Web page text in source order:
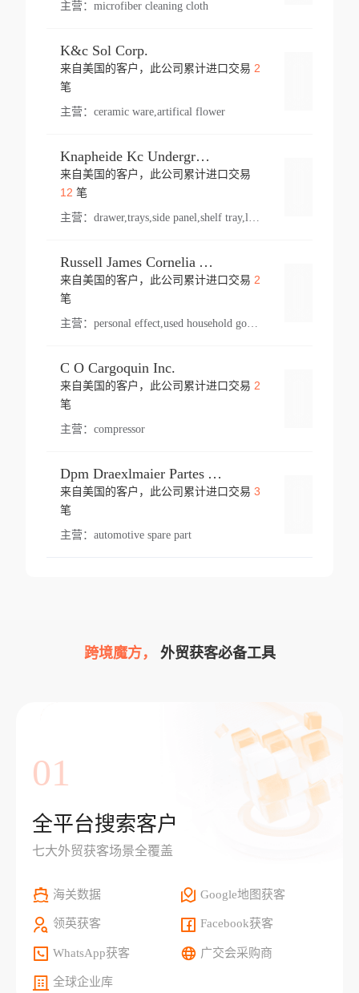
主营： microfiber cleaning cloth
K&c Sol Corp.
来自美国的客户，此公司累计进口交易 2
笔
主营： ceramic ware,artifical flower
Knapheide Kc Underground
来自美国的客户，此公司累计进口交易
12 笔
主营：
Russell James Cornelia Arlington Va
来自美国的客户，此公司累计进口交易 2
笔
主营： personal effect,used household goods
C O Cargoquin Inc.
来自美国的客户，此公司累计进口交易 2
笔
主营： compressor
Dpm Draexlmaier Partes Automotrices Corr Ind Huejotzingo
来自美国的客户，此公司累计进口交易 3
笔
主营： automotive spare part
跨境魔方， 外贸获客必备工具
01
全平台搜索客户
七大外贸获客场景全覆盖
海关数据 Google地图获客
领英获客 Facebook获客
WhatsApp获客 广交会采购商
全球企业库